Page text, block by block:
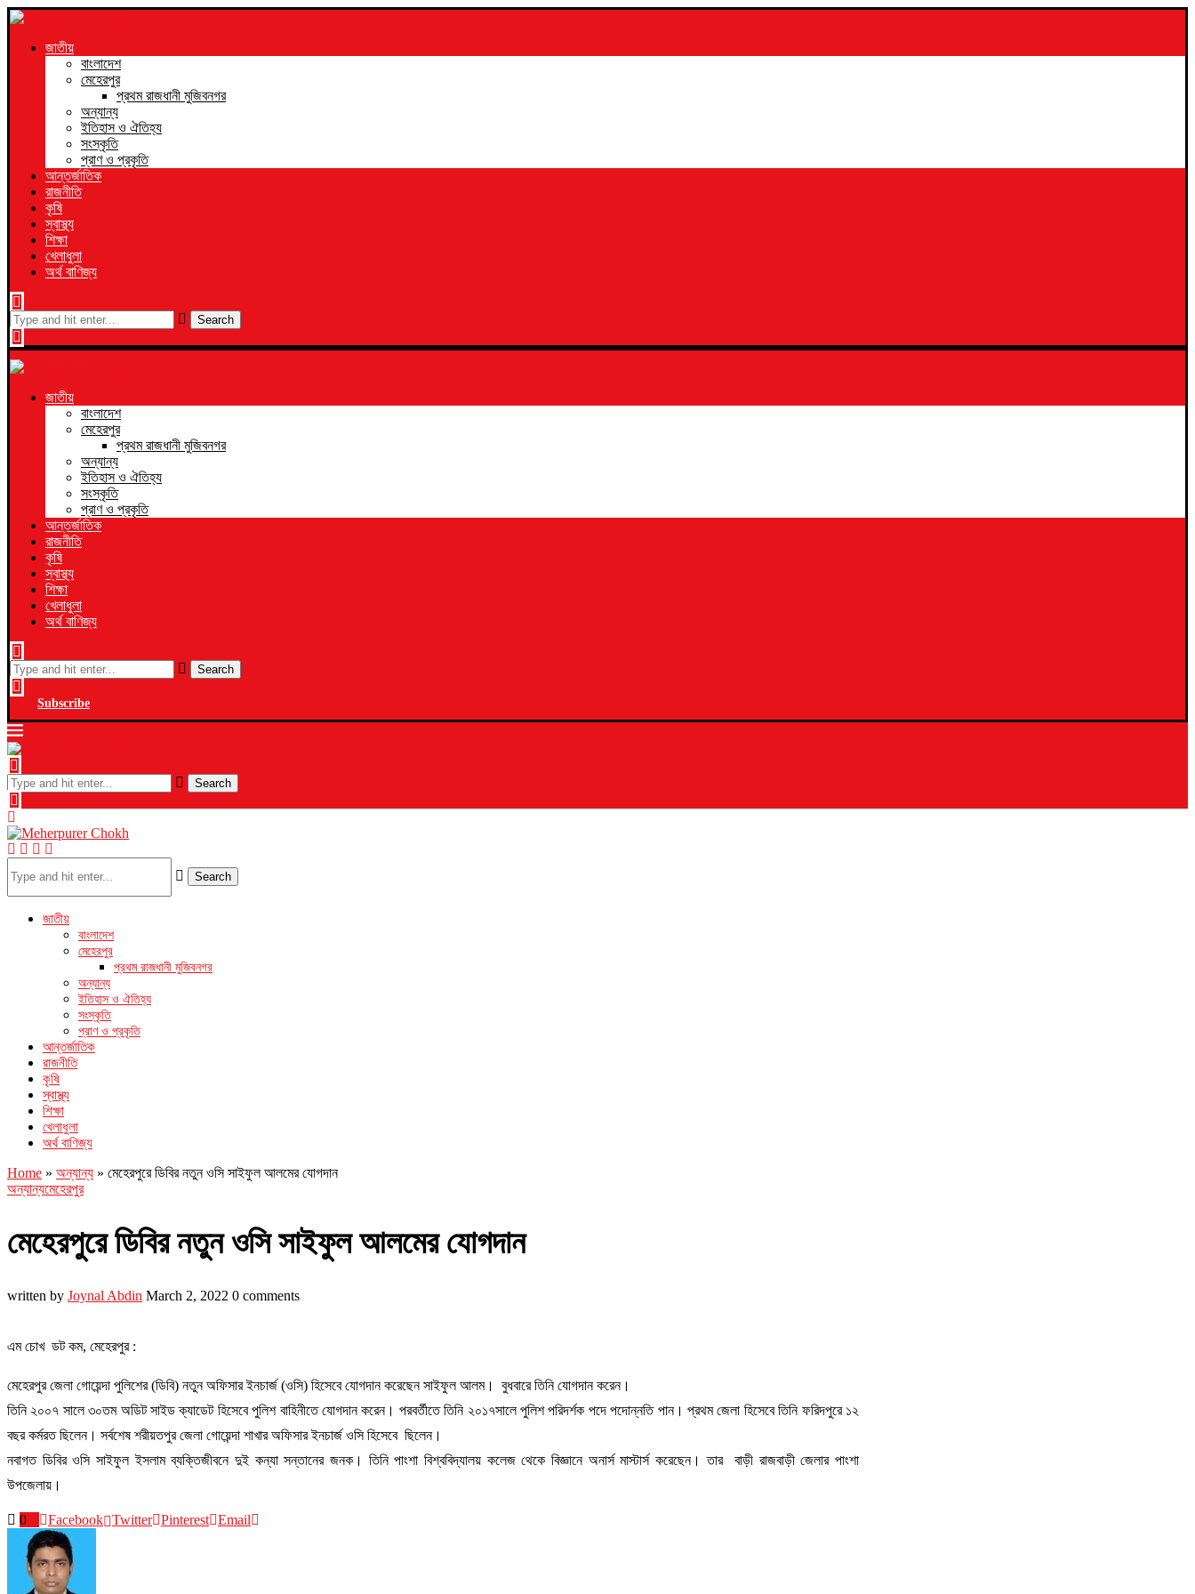
জাতীয়
বাংলাদেশ
মেহেরপুর
প্রথম রাজধানী মুজিবনগর
অন্যান্য
ইতিহাস ও ঐতিহ্য
সংস্কৃতি
প্রাণ ও প্রকৃতি
আন্তর্জাতিক
রাজনীতি
কৃষি
স্বাস্থ্য
শিক্ষা
খেলাধুলা
অর্থ বাণিজ্য
Search
জাতীয়
বাংলাদেশ
মেহেরপুর
প্রথম রাজধানী মুজিবনগর
অন্যান্য
ইতিহাস ও ঐতিহ্য
সংস্কৃতি
প্রাণ ও প্রকৃতি
আন্তর্জাতিক
রাজনীতি
কৃষি
স্বাস্থ্য
শিক্ষা
খেলাধুলা
অর্থ বাণিজ্য
Search
Subscribe
Search
Search
জাতীয়
বাংলাদেশ
মেহেরপুর
প্রথম রাজধানী মুজিবনগর
অন্যান্য
ইতিহাস ও ঐতিহ্য
সংস্কৃতি
প্রাণ ও প্রকৃতি
আন্তর্জাতিক
রাজনীতি
কৃষি
স্বাস্থ্য
শিক্ষা
খেলাধুলা
অর্থ বাণিজ্য
Home » অন্যান্য » মেহেরপুরে ডিবির নতুন ওসি সাইফুল আলমের যোগদান
অন্যান্যমেহেরপুর
মেহেরপুরে ডিবির নতুন ওসি সাইফুল আলমের যোগদান
written by Joynal Abdin March 2, 2022 0 comments
এম চোখ ডট কম, মেহেরপুর :
মেহেরপুর জেলা গোয়েন্দা পুলিশের (ডিবি) নতুন অফিসার ইনচার্জ (ওসি) হিসেবে যোগদান করেছেন সাইফুল আলম। বুধবারে তিনি যোগদান করেন।
তিনি ২০০৭ সালে ৩০তম অডিট সাইড ক্যাডেট হিসেবে পুলিশ বাহিনীতে যোগদান করেন। পরবর্তীতে তিনি ২০১৭সালে পুলিশ পরিদর্শক পদে পদোন্নতি পান। প্রথম জেলা হিসেবে তিনি ফরিদপুরে ১২
বছর কর্মরত ছিলেন। সর্বশেষ শরীয়তপুর জেলা গোয়েন্দা শাখার অফিসার ইনচার্জ ওসি হিসেবে ছিলেন।
নবাগত ডিবির ওসি সাইফুল ইসলাম ব্যক্তিজীবনে দুই কন্যা সন্তানের জনক। তিনি পাংশা বিশ্ববিদ্যালয় কলেজ থেকে বিজ্ঞানে অনার্স মাস্টার্স করেছেন। তার বাড়ী রাজবাড়ী জেলার পাংশা
উপজেলায়।
0 Facebook Twitter Pinterest Email